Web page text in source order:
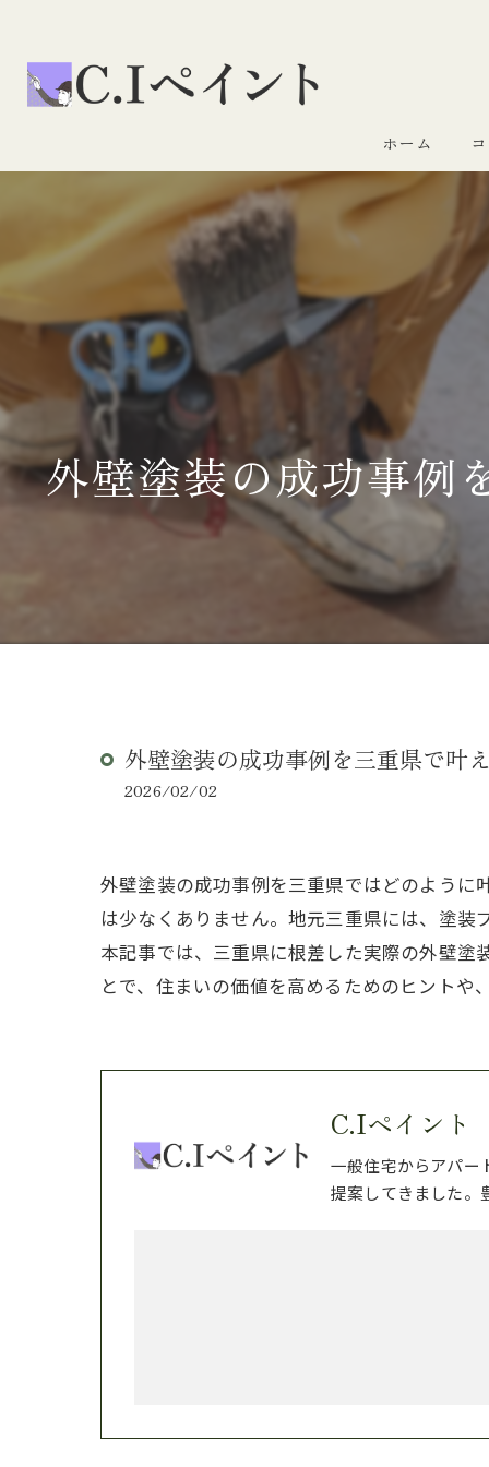
ホーム
外壁塗装の成功事例
外壁塗装の成功事例を三重県で叶
2026/02/02
外壁塗装の成功事例を三重県ではどのように
は少なくありません。地元三重県には、塗装
本記事では、三重県に根差した実際の外壁
とで、住まいの価値を高めるためのヒントや
C.Iペイント
一般住宅からアパー
提案してきました。